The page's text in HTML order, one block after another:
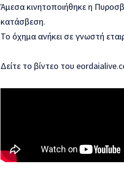
Άμεσα κινητοποιήθηκε η
κατάσβεση.
Το όχημα ανήκει σε γνωστή
Δείτε το βίντεο του